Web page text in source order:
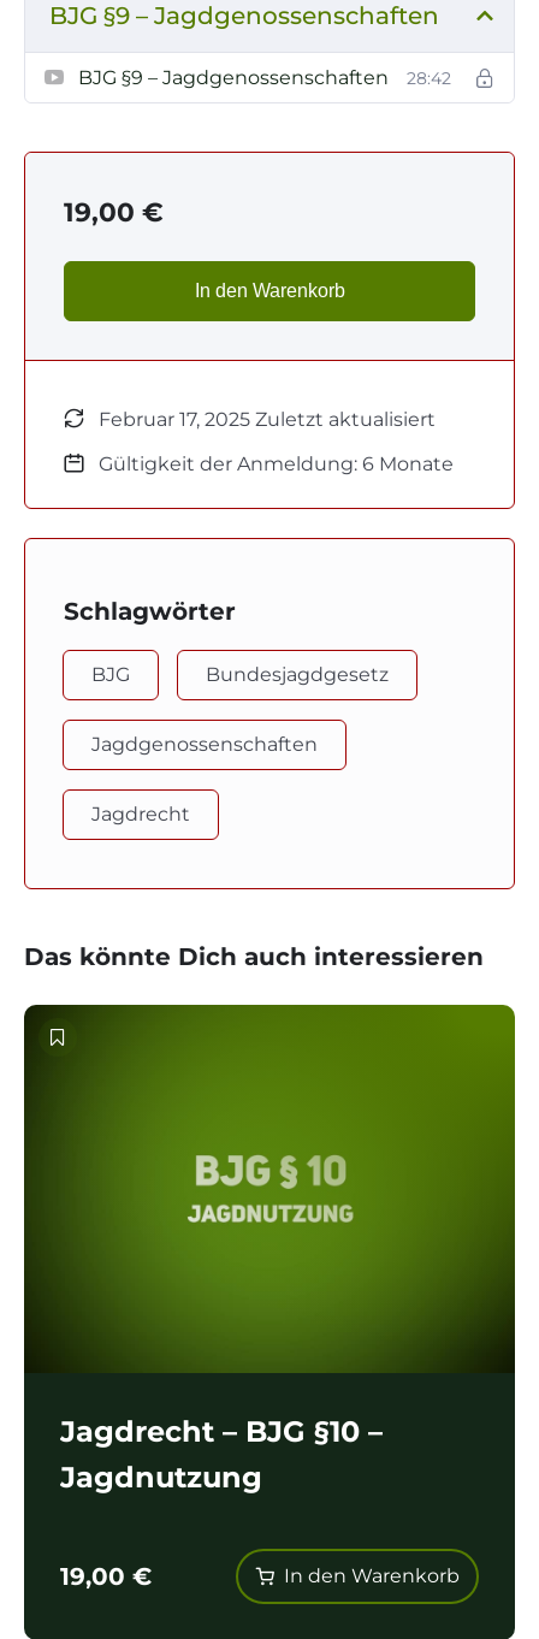
BJG §9 – Jagdgenossenschaften
BJG §9 – Jagdgenossenschaften 28:42
19,00 €
In den Warenkorb
Februar 17, 2025 Zuletzt aktualisiert
Gültigkeit der Anmeldung: 6 Monate
Schlagwörter
BJG Bundesjagdgesetz
Jagdgenossenschaften
Jagdrecht
Das könnte Dich auch interessieren
Jagdrecht – BJG §10 –
Jagdnutzung
19,00 € In den Warenkorb